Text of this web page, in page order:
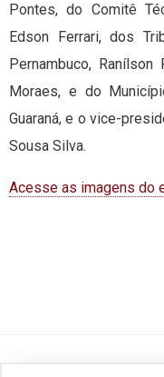
Pontes, do Comitê
Edson Ferrari, dos
Pernambuco,
Moraes, e do
Guaraná, e o vice-
Sousa Silva.
Acesse as imagens do